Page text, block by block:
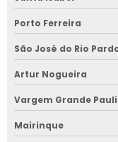
Porto Ferreira
São José do Rio
Artur Nogueira
Vargem Grande
Mairinque